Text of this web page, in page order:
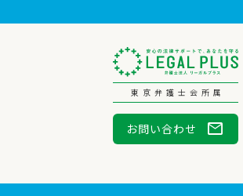
東京弁護士会所属
お問い合わせ mail